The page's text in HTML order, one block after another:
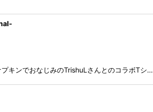
キンでおなじみのTrishuLさんとのコラボTシ…